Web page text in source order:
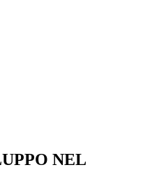
NEL